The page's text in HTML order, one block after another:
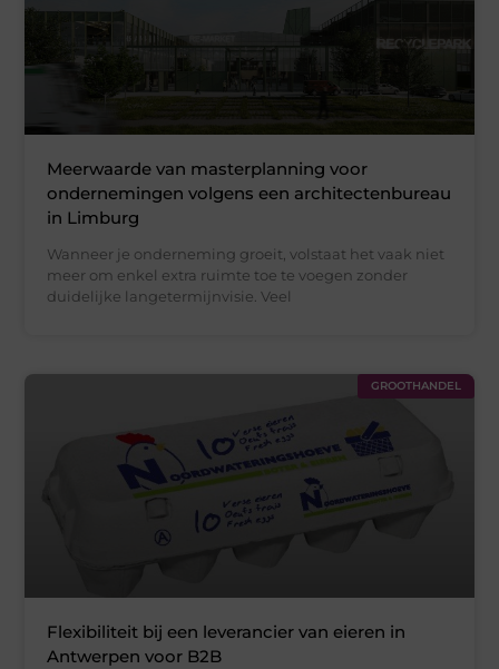
Meerwaarde van masterplanning voor
ondernemingen volgens een architectenbureau
in Limburg
Wanneer je onderneming groeit, volstaat het vaak niet
meer om enkel extra ruimte toe te voegen zonder
duidelijke langetermijnvisie. Veel
GROOTHANDEL
Flexibiliteit bij een leverancier van eieren in
Antwerpen voor B2B